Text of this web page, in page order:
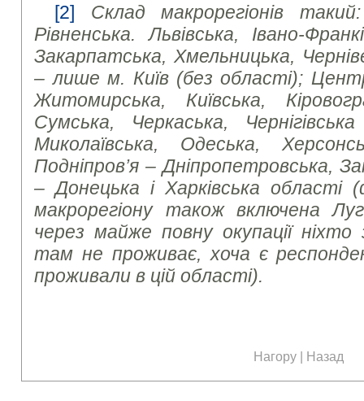
[2]
Склад макрорегіонів
Рівненська. Львівська, Івано-
Закарпатська, Хмельницька,
– лише м. Київ (без області);
Житомирська, Київська,
Сумська, Черкаська,
Миколаївська, Одеська,
Подніпров’я – Дніпропетровська,
– Донецька і Харківська області
макрорегіону також включена
через майже повну окупації ніхто
там не проживає, хоча є
проживали в цій області).
Нагору | Назад